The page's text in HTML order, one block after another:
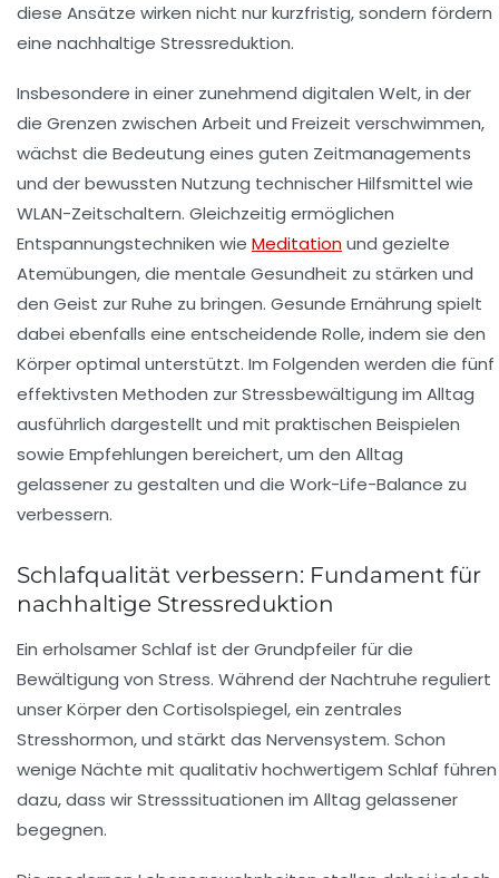
diese Ansätze wirken nicht nur kurzfristig, sondern fördern
eine nachhaltige Stressreduktion.
Insbesondere in einer zunehmend digitalen Welt, in der
die Grenzen zwischen Arbeit und Freizeit verschwimmen,
wächst die Bedeutung eines guten Zeitmanagements
und der bewussten Nutzung technischer Hilfsmittel wie
WLAN-Zeitschaltern. Gleichzeitig ermöglichen
Entspannungstechniken wie Meditationund gezielte
Atemübungen, die mentale Gesundheit zu stärken und
den Geist zur Ruhe zu bringen. Gesunde Ernährung spielt
dabei ebenfalls eine entscheidende Rolle, indem sie den
Körper optimal unterstützt. Im Folgenden werden die fünf
effektivsten Methoden zur Stressbewältigung im Alltag
ausführlich dargestellt und mit praktischen Beispielen
sowie Empfehlungen bereichert, um den Alltag
gelassener zu gestalten und die Work-Life-Balance zu
verbessern.
Schlafqualität verbessern: Fundament für
nachhaltige Stressreduktion
Ein erholsamer Schlaf ist der Grundpfeiler für die
Bewältigung von Stress. Während der Nachtruhe reguliert
unser Körper den Cortisolspiegel, ein zentrales
Stresshormon, und stärkt das Nervensystem. Schon
wenige Nächte mit qualitativ hochwertigem Schlaf führen
dazu, dass wir Stresssituationen im Alltag gelassener
begegnen.